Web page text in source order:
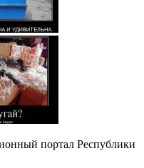
портал Республики